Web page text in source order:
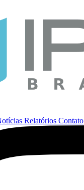
Relatórios Contato